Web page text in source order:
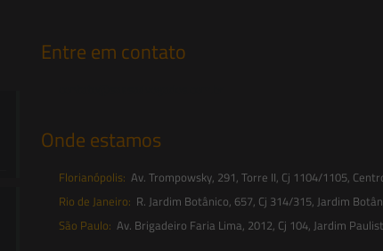
Entre em contato
Onde estamos
Florianópolis: Av. Trompowsky, 291, Torre II, Cj 1104/1105,
Rio de Janeiro: R. Jardim Botânico, 657, Cj 314/315, Jardim
São Paulo: Av. Brigadeiro Faria Lima, 2012, Cj 104, Jardim